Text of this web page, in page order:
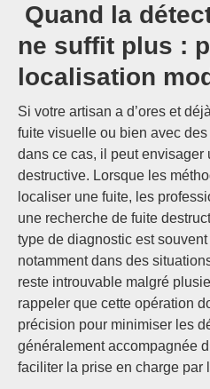
Quand la
ne suffit plus :
localisation
Si votre artisan a d’ores et
fuite visuelle ou bien avec
dans ce cas, il peut envisager
destructive. Lorsque les
localiser une fuite, les
une recherche de fuite
type de diagnostic est
notamment dans des
reste introuvable malgré
rappeler que cette opération
précision pour minimiser les
généralement accompagnée
faciliter la prise en charge par